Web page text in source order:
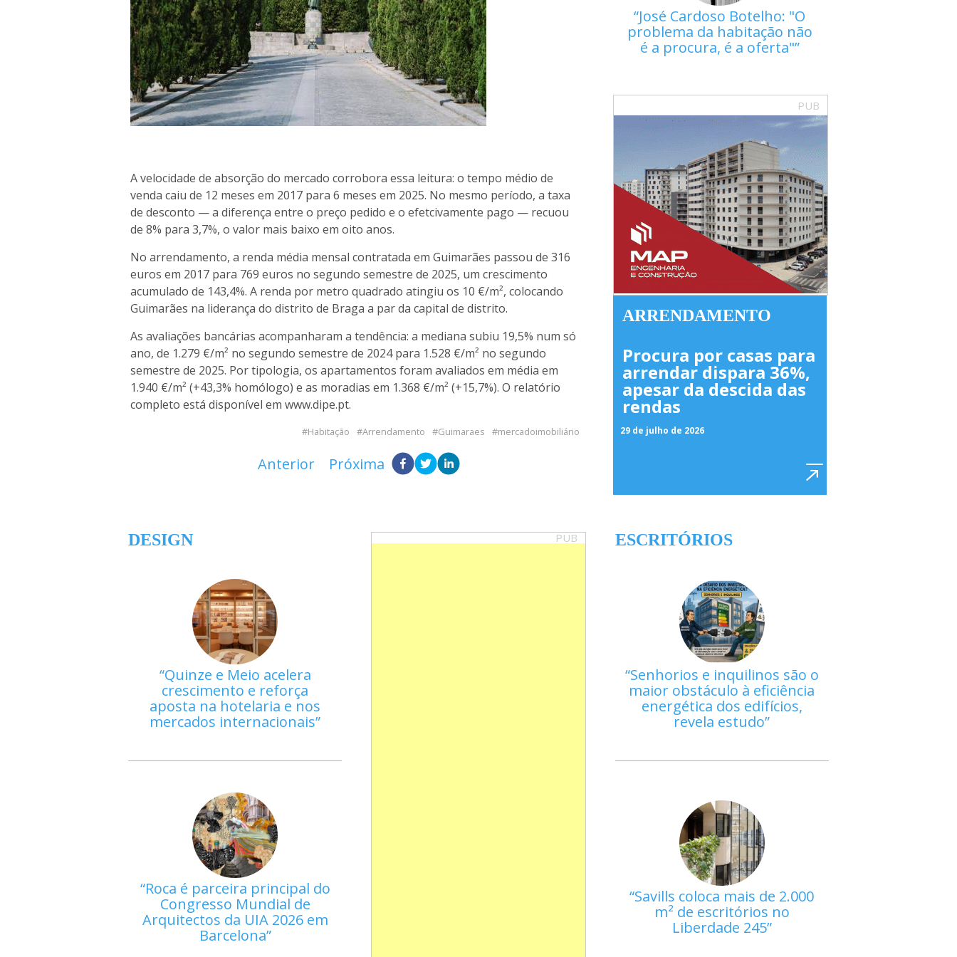
A velocidade de absorção do mercado corrobora essa leitura: o tempo médio de
venda caiu de 12 meses em 2017 para 6 meses em 2025. No mesmo período, a taxa
de desconto — a diferença entre o preço pedido e o efetcivamente pago — recuou
de 8% para 3,7%, o valor mais baixo em oito anos.
No arrendamento, a renda média mensal contratada em Guimarães passou de 316
euros em 2017 para 769 euros no segundo semestre de 2025, um crescimento
acumulado de 143,4%. A renda por metro quadrado atingiu os 10 €/m², colocando
Guimarães na liderança do distrito de Braga a par da capital de distrito.
As avaliações bancárias acompanharam a tendência: a mediana subiu 19,5% num só
ano, de 1.279 €/m² no segundo semestre de 2024 para 1.528 €/m² no segundo
semestre de 2025. Por tipologia, os apartamentos foram avaliados em média em
1.940 €/m² (+43,3% homólogo) e as moradias em 1.368 €/m² (+15,7%). O relatório
completo está disponível em www.dipe.pt.
Habitação Arrendamento Guimaraes mercadoimobiliário
Anterior Próxima
José Cardoso Botelho: "O
problema da habitação não
é a procura, é a oferta"
PUB
ARRENDAMENTO
Procura por casas para
arrendar dispara 36%,
apesar da descida das
rendas
29 de julho de 2026
DESIGN
Quinze e Meio acelera
crescimento e reforça
aposta na hotelaria e nos
mercados internacionais
Roca é parceira principal do
Congresso Mundial de
Arquitectos da UIA 2026 em
Barcelona
PUB ESCRITÓRIOS
Senhorios e inquilinos são o
maior obstáculo à eficiência
energética dos edifícios,
revela estudo
Savills coloca mais de 2.000
m² de escritórios no
Liberdade 245